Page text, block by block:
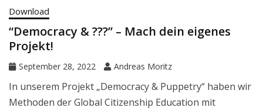
Download
“Democracy & ???” – Mach dein eigenes
Projekt!
September 28, 2022 Andreas Moritz
In unserem Projekt „Democracy & Puppetry“ haben wir
Methoden der Global Citizenship Education mit